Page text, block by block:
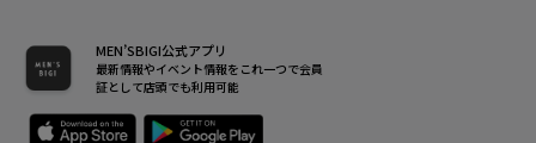
MEN’SBIGI公式アプリ
最新情報やイベント情報をこれ一つで会員
証として店頭でも利用可能